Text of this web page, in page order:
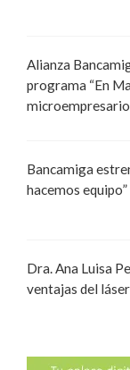
Alianza
programa “En
Bancamiga
hacemos equipo”
Dra. Ana Luisa
ventajas del